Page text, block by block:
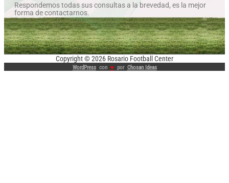
Respondemos todas sus consultas a la brevedad, es la mejor
forma de contactarnos.
Copyright © 2026 Rosario Football Center
WordPress con ♥ por Chosan Ideas